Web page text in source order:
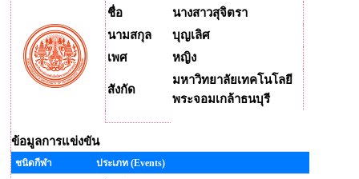
ชื่อ
นางสาวสุจิตรา
นามสกุล
บุญเลิศ
เพศ
หญิง
สังกัด
มหาวิทยาลัยเทคโนโลยี
พระจอมเกล้าธนบุรี
ข้อมูลการแข่งขัน
ชนิดกีฬา
ประเภท (Events)